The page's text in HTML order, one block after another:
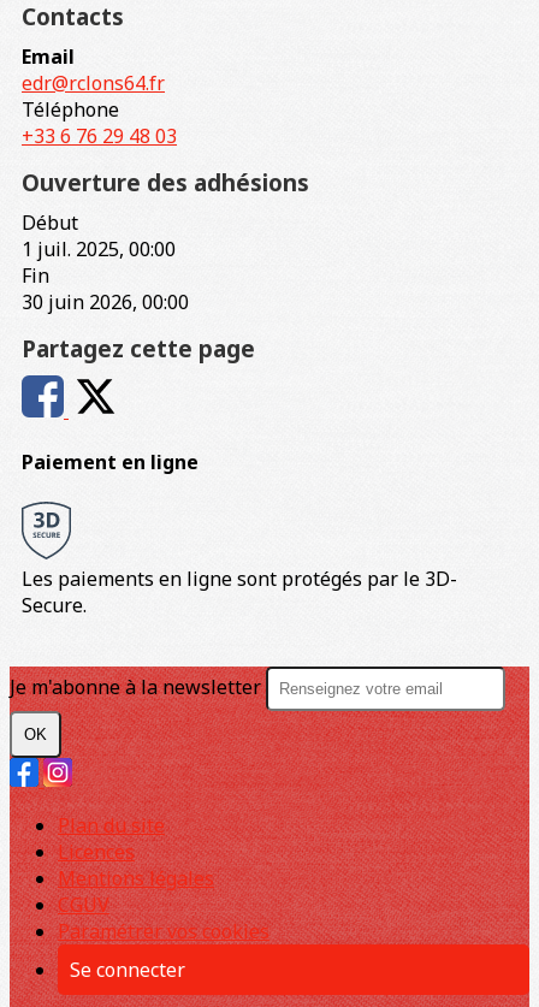
Contacts
Email
edr@rclons64.fr
Téléphone
+33 6 76 29 48 03
Ouverture des adhésions
Début
1 juil. 2025, 00:00
Fin
30 juin 2026, 00:00
Partagez cette page
Paiement en ligne
Les paiements en ligne sont protégés par le 3D-
Secure.
Je m'abonne à la newsletter
OK
Plan du site
Licences
Mentions légales
CGUV
Paramétrer vos cookies
Se connecter